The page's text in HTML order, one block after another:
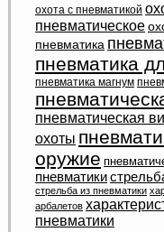
охота с пневматикой
пневматическое
пневматика
пневматика
пневматика магнум
пневматическая
охоты
оружие
пневматики
стрельба из пневматики
арбалетов
пневматики